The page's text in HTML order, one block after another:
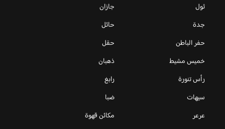
ثول
جازان
جدة
حائل
حفر الباطن
حقل
خميس مشيط
ذهبان
رأس تنورة
رابغ
سيهات
ضبا
عرعر
مكائن قهوة